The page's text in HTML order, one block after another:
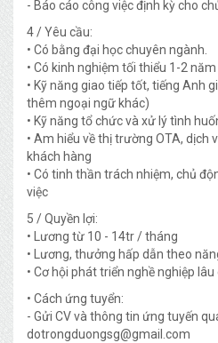
- Báo cáo công việc định kỳ cho
4 / Yêu cầu:
• Có bằng đại học chuyên ngành.
• Có kinh nghiệm tối thiểu 1-2
• Kỹ năng giao tiếp tốt, tiếng Anh
thêm ngoại ngữ khác)
• Kỹ năng tổ chức và xử lý tình
• Am hiểu về thị trường OTA, dịch
khách hàng
• Có tinh thần trách nhiệm, chủ
việc
5 / Quyền lợi:
• Lương từ 10 - 14tr / tháng
• Lương, thưởng hấp dẫn theo
• Cơ hội phát triển nghề nghiệp lâu
• Cách ứng tuyển:
- Gửi CV và thông tin ứng tuyến
dotrongduongsg@gmail.com